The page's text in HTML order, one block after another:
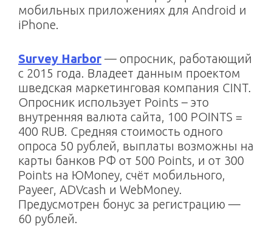
мобильных приложениях для Android и
iPhone.
Survey Harbor — опросник, работающий
с 2015 года. Владеет данным проектом
шведская маркетинговая компания CINT.
Опросник использует Points – это
внутренняя валюта сайта, 100 POINTS =
400 RUB. Средняя стоимость одного
опроса 50 рублей, выплаты возможны на
карты банков РФ от 500 Points, и от 300
Points на ЮMoney, счёт мобильного,
Payeer, ADVcash и WebMoney.
Предусмотрен бонус за регистрацию —
60 рублей.